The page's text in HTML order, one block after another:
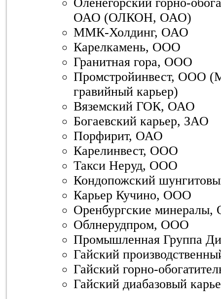
ОАО (ОЛКОН, ОАО)
ММК-Холдинг, ОАО
Карелкамень, ООО
Гранитная гора, ООО
Промстройинвест, ООО
гравийный карьер)
Вяземский ГОК, ОАО
Богаевский карьер, ЗАО
Порфирит, ОАО
Карелинвест, ООО
Такси Неруд, ООО
Кондопожский
Карьер Кучино, ООО
Оренбургские
Облнерудпром, ООО
Промышленная Группа
Гайский
Гайский горно-
Гайский диабазовый